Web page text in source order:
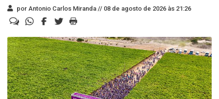
por Antonio Carlos Miranda // 08 de agosto de 2026 às 21:26